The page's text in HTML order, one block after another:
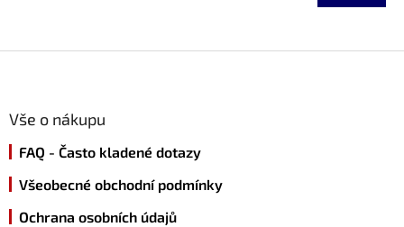
Vše o nákupu
FAQ - Často kladené dotazy
Všeobecné obchodní podmínky
Ochrana osobních údajů